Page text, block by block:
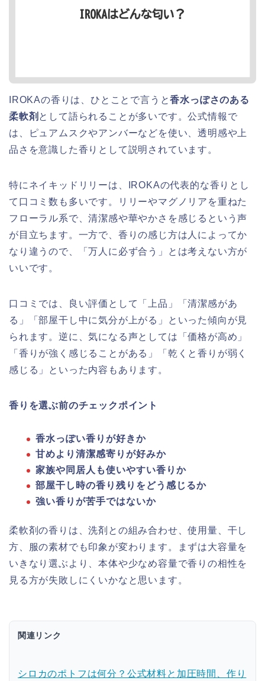
IROKAの香りは、ひとことで言うと香水っぽさのある
柔軟剤 として語られることが多いです。公式情報で
は、ピュアムスクやアンバーなどを使い、透明感や上
品さを意識した香りとして説明されています。
特にネイキッドリリーは、IROKAの代表的な香りとし
て口コミ数も多いです。リリーやマグノリアを重ねた
フローラル系で、清潔感や華やかさを感じるという声
が目立ちます。一方で、香りの感じ方は人によってか
なり違うので、「万人に必ず合う」とは考えない方が
いいです。
口コミでは、良い評価として「上品」「清潔感があ
る」「部屋干し中に気分が上がる」といった傾向が見
られます。逆に、気になる声としては「価格が高め」
「香りが強く感じることがある」「乾くと香りが弱く
感じる」といった内容もあります。
香りを選ぶ前のチェックポイント
香水っぽい香りが好きか
甘めより清潔感寄りが好みか
家族や同居人も使いやすい香りか
部屋干し時の香り残りをどう感じるか
強い香りが苦手ではないか
柔軟剤の香りは、洗剤との組み合わせ、使用量、干し
方、服の素材でも印象が変わります。まずは大容量を
いきなり選ぶより、本体や少なめ容量で香りの相性を
見る方が失敗しにくいかなと思います。
関連リンク
シロカのポトフは何分？公式材料と加圧時間、作り